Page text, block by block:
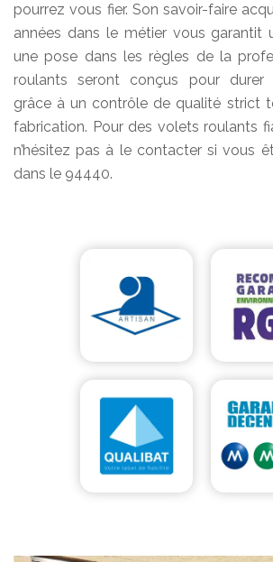
pourrez vous fier. Son savoir-faire
années dans le métier vous garantit
une pose dans les règles de la
roulants seront conçus pour durer
grâce à un contrôle de qualité strict
fabrication. Pour des volets roulants
n’hésitez pas à le contacter si vous
dans le 94440.